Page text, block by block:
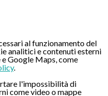
al funzionamento del
analitici e contenuti esterni
Google Maps, come
.
l'impossibilità di
come video o mappe